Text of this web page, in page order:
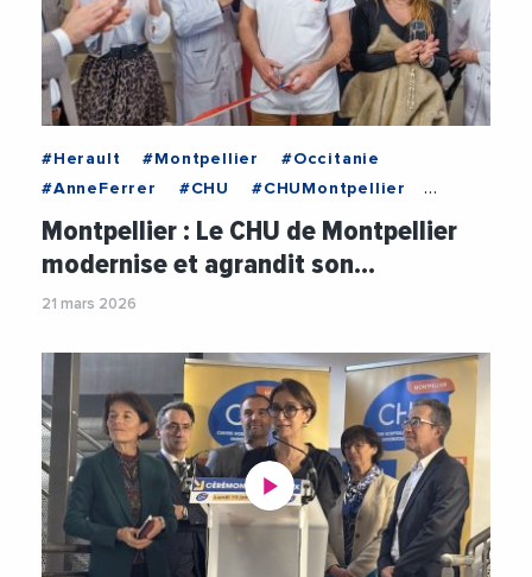
#Herault #Montpellier
#Occitanie
#AnneFerrer
#CHU
#CHUMontpellier
#MarcYchou
#Oncologie
#RechercheMedicale
Montpellier : Le CHU de Montpellier
modernise et agrandit son…
21 mars 2026